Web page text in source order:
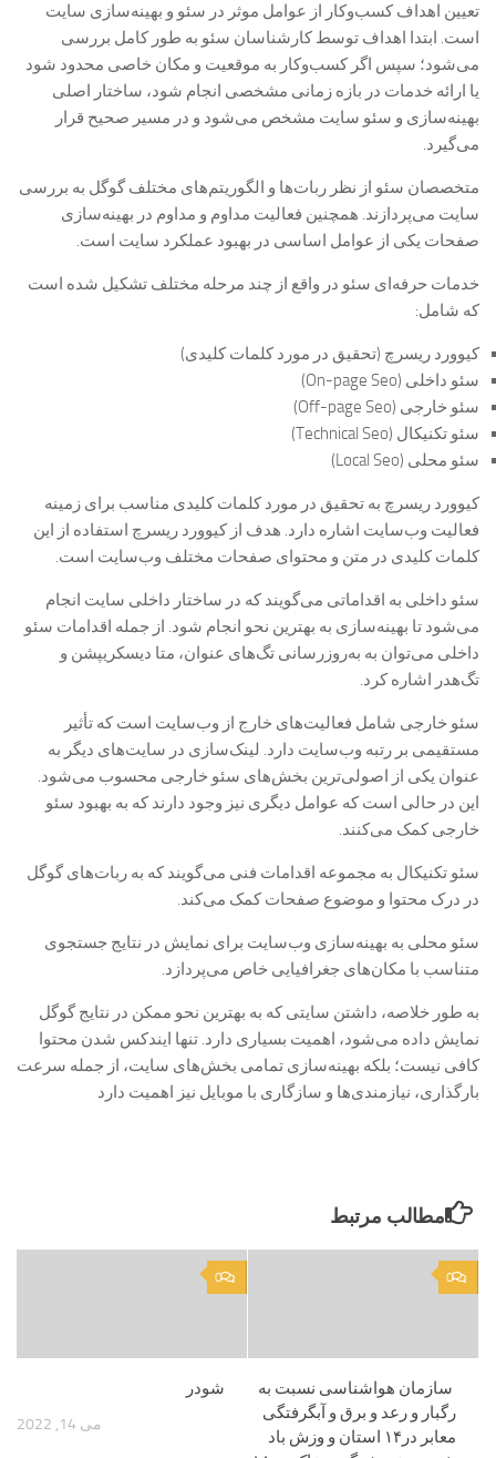
تعیین اهداف کسب‌وکار از عوامل موثر در سئو و بهینه‌سازی سایت
است. ابتدا اهداف توسط کارشناسان سئو به طور کامل بررسی
می‌شود؛ سپس اگر کسب‌وکار به موقعیت و مکان خاصی محدود شود
یا ارائه خدمات در بازه زمانی مشخصی انجام شود، ساختار اصلی
بهینه‌سازی و سئو سایت مشخص می‌شود و در مسیر صحیح قرار
می‌گیرد.
متخصصان سئو از نظر ربات‌ها و الگوریتم‌های مختلف گوگل به بررسی
سایت می‌پردازند. همچنین فعالیت مداوم و مداوم در بهینه‌سازی
صفحات یکی از عوامل اساسی در بهبود عملکرد سایت است.
خدمات حرفه‌ای سئو در واقع از چند مرحله مختلف تشکیل شده است
که شامل:
کیوورد ریسرچ (تحقیق در مورد کلمات کلیدی)
سئو داخلی (On-page Seo)
سئو خارجی (Off-page Seo)
سئو تکنیکال (Technical Seo)
سئو محلی (Local Seo)
کیوورد ریسرچ به تحقیق در مورد کلمات کلیدی مناسب برای زمینه
فعالیت وب‌سایت اشاره دارد. هدف از کیوورد ریسرچ استفاده از این
کلمات کلیدی در متن و محتوای صفحات مختلف وب‌سایت است.
سئو داخلی به اقداماتی می‌گویند که در ساختار داخلی سایت انجام
می‌شود تا بهینه‌سازی به بهترین نحو انجام شود. از جمله اقدامات سئو
داخلی می‌توان به به‌روزرسانی تگ‌های عنوان، متا دیسکریپشن و
تگ‌هدر اشاره کرد.
سئو خارجی شامل فعالیت‌های خارج از وب‌سایت است که تأثیر
مستقیمی بر رتبه وب‌سایت دارد. لینک‌سازی در سایت‌های دیگر به
عنوان یکی از اصولی‌ترین بخش‌های سئو خارجی محسوب می‌شود.
این در حالی است که عوامل دیگری نیز وجود دارند که به بهبود سئو
خارجی کمک می‌کنند.
سئو تکنیکال به مجموعه اقدامات فنی می‌گویند که به ربات‌های گوگل
در درک محتوا و موضوع صفحات کمک می‌کند.
سئو محلی به بهینه‌سازی وب‌سایت برای نمایش در نتایج جستجوی
متناسب با مکان‌های جغرافیایی خاص می‌پردازد.
به طور خلاصه، داشتن سایتی که به بهترین نحو ممکن در نتایج گوگل
نمایش داده می‌شود، اهمیت بسیاری دارد. تنها ایندکس شدن محتوا
کافی نیست؛ بلکه بهینه‌سازی تمامی بخش‌های سایت، از جمله سرعت
بارگذاری، نیازمندی‌ها و سازگاری با موبایل نیز اهمیت دارد
مطالب مرتبط
0
شودر
می 14, 2022
0
سازمان هواشناسی نسبت به
رگبار و رعد و برق و آبگرفتگی
معابر در۱۴ استان و وزش باد